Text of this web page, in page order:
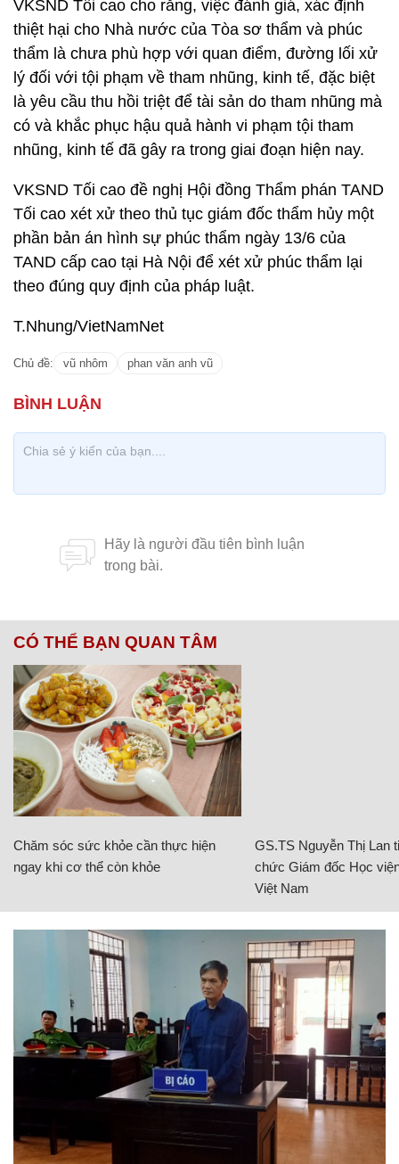
VKSND Tối cao cho rằng, việc đánh giá, xác định
thiệt hại cho Nhà nước của Tòa sơ thẩm và phúc
thẩm là chưa phù hợp với quan điểm, đường lối xử
lý đối với tội phạm về tham nhũng, kinh tế, đặc biệt
là yêu cầu thu hồi triệt để tài sản do tham nhũng mà
có và khắc phục hậu quả hành vi phạm tội tham
nhũng, kinh tế đã gây ra trong giai đoạn hiện nay.
VKSND Tối cao đề nghị Hội đồng Thẩm phán TAND
Tối cao xét xử theo thủ tục giám đốc thẩm hủy một
phần bản án hình sự phúc thẩm ngày 13/6 của
TAND cấp cao tại Hà Nội để xét xử phúc thẩm lại
theo đúng quy định của pháp luật.
T.Nhung/VietNamNet
Chủ đề: vũ nhôm phan văn anh vũ
CÓ THỂ BẠN QUAN TÂM
Chăm sóc sức khỏe cần thực hiện
ngay khi cơ thể còn khỏe
GS.TS Nguyễn Thị Lan
chức Giám đốc Học
Việt Nam